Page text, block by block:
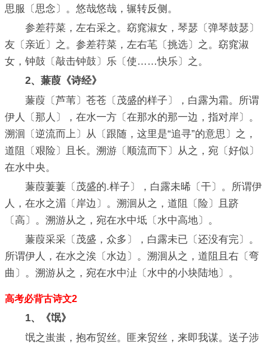
思服〔思念〕。悠哉悠哉，辗转反侧。
参差荇菜，左右采之。窈窕淑女，琴瑟〔弹琴鼓瑟〕
友〔亲近〕之。参差荇菜，左右芼〔挑选〕之。窈窕淑
女，钟鼓〔敲击钟鼓〕乐〔使……快乐〕之。
2、蒹葭《诗经》
蒹葭〔芦苇〕苍苍〔茂盛的样子〕，白露为霜。所谓
伊人〔那人〕，在水一方〔在那水的那一边，指对岸〕。
溯洄〔逆流而上〕从〔跟随，这里是“追寻”的意思〕之，
道阻〔艰险〕且长。溯游〔顺流而下〕从之，宛〔好似〕
在水中央。
蒹葭萋萋〔茂盛的.样子〕，白露未晞〔干〕。所谓伊
人，在水之湄〔岸边〕。溯洄从之，道阻〔险〕且跻
〔高〕。溯游从之，宛在水中坻〔水中高地〕。
蒹葭采采〔茂盛，众多〕，白露未已〔还没有完〕。
所谓伊人，在水之涘〔水边〕。溯洄从之，道阻且右〔弯
曲〕。溯游从之，宛在水中沚〔水中的小块陆地〕。
高考必背古诗文2
1、《氓》
氓之蚩蚩，抱布贸丝。匪来贸丝，来即我谋。送子涉